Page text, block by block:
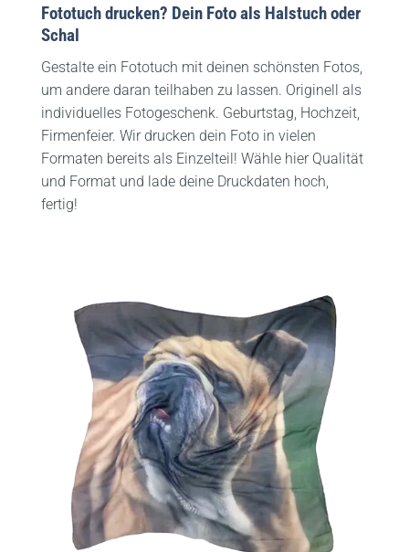
Fototuch drucken? Dein Foto als Halstuch oder
Schal
Gestalte ein Fototuch mit deinen schönsten Fotos,
um andere daran teilhaben zu lassen. Originell als
individuelles Fotogeschenk. Geburtstag, Hochzeit,
Firmenfeier. Wir drucken dein Foto in vielen
Formaten bereits als Einzelteil! Wähle hier Qualität
und Format und lade deine Druckdaten hoch,
fertig!